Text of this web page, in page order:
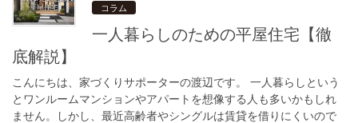
コラム
一人暮らしのための平屋住宅【徹
底解説】
こんにちは、家づくりサポーターの渡辺です。 一人暮らしという
とワンルームマンションやアパートを想像する人も多いかもしれ
ません。しかし、最近高齢者やシングルは賃貸を借りにくいので